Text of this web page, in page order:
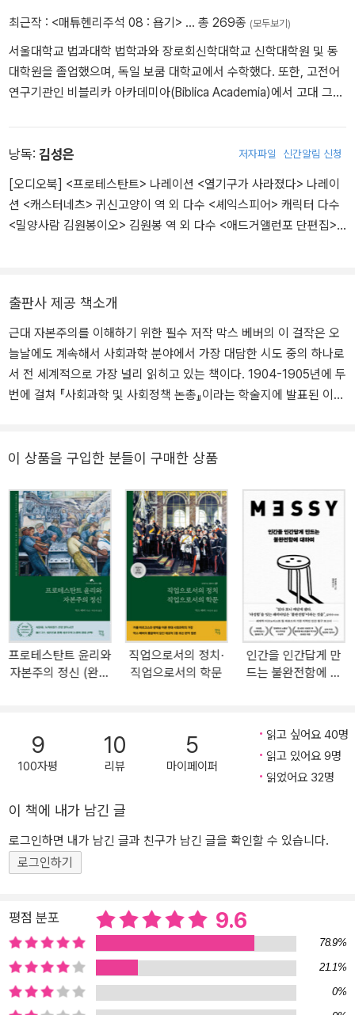
이부르크 대학의 경제학 및 재정학 정교수로 초빙되었다. 1897년에
는 하이델베르크 대학의 경제학 및 재정학 정교수로 초빙되었으나,
얼마 후 심한 정신적 질환을 앓게 되어 1903년 10월 대학에서 물러
나 명예교수가 되었다. 1904년 베르너 좀바르트 및 에드가 야페와
『사회과학 및 사회정책 저널』의 공동 편집인이 되었다. 독일 사회학
『사회경제학 개요』의 조직과 편집을 담당했으며, 사회정책학회 총회
에서 벌어진 가치판단 논쟁에서 가치판단 중지의 원칙을 옹호했다. 1
919년 뮌헨 대학의 사회과학, 경제사 및 경제학 정교수로 초빙되었
으나, 1920년 6월 14일 급작스런 폐렴으로 한창 원숙한 지적 경지에
경험적 연구, 역사적 접근, 비교 연구, 방법론적 고찰, 그리고 이론과
43권(실제로는 54권)으로 구성된 『막스 베버 전집』(Max Weber-G
esamtausgabe)은 1984년부터 출간되기 시작해 2020년 완간되었
다.
최근작 : <매튜헨리주석 08 : 욥기> … 총 269종 (모두보기)
서울대학교 법과대학 법학과와 장로회신학대학교 신학대학원 및 동
대학원을 졸업했으며, 독일 보쿰 대학교에서 수학했다. 또한, 고전어
연구기관인 비블리카 아카데미아(Biblica Academia)에서 고대 그리
해왔다. 역서로는 『자유론』(존 스튜어트 밀), 『프로테스탄트 윤리와
자본주의 정신』(막스 베버), 『실낙원』(존 밀턴) 등이 있고, 라틴어 원
전을 번역한 책으로 『고백록』(아우구스티누스), 『철학의 위안』(보에
티우스), 『유토피아』(토머스 모어), 『우신예찬』(에라스무스) 등이 있
『이솝 우화 전집』 등은 매끄러운 번역으로 독자들의 호평을 받고 있
낭독: 김성은 저자파일 신간알림 신청
[오디오북] <프로테스탄트> 나레이션 <열기구가 사라졌다> 나레이
션 <캐스터네츠> 귀신고양이 역 외 다수 <셰익스피어> 캐릭터 다수
<밀양사람 김원봉이오> 김원봉 역 외 다수 <애드거앨런포 단편집>
시리즈 - 류주, 정보, 진궁 캐릭터 연기 골든 레코드 리트리버 - 구스
타티, 보콜런, 제스토 연기 티아츠코리아 토미카 엔진봇 - 캐릭터 연
기 및 나레이션 퍼펙트 아레나 - 다역 캐릭터 연기 [광고/홍보] 롯데
제과 X tvN 신서유기 찰떡아이스 찰옥수수 - CM송, 멘트 SKT 티맵
영상/라디오 - 홍보 세븐일레븐 X 쥬시후레시맥주 - 레트로 나레이션
숫자4, 숫자7, 숫자13 역 더빙 시각장애인 영화 ‘이터널 선샤인’ 조엘
니메이션 ‘달달한 그녀’ 앨런, 손병하 역 더빙
출판사 제공 책소개
근대 자본주의를 이해하기 위한 필수 저작 막스 베버의 이 걸작은 오
늘날에도 계속해서 사회과학 분야에서 가장 대담한 시도 중의 하나로
서 전 세계적으로 가장 널리 읽히고 있는 책이다. 1904-1905년에 두
번에 걸쳐 『사회과학 및 사회정책 논총』이라는 학술지에 발표된 이
영향을 미쳐 왔다. 이 책에 담긴 도발적인 논증을 둘러싼 논쟁은 발표
늘날에 이르기까지도 전혀 식지 않고 있다. 왜 이 책을 읽어야 할까?
그렇다면, 오늘날의 우리가 지금부터 100여 년 전에 발표된 막스 베
버의『프로테스탄트 윤리와 자본주의 정신』을 굳이 읽어야 할 이유는
무엇인가? 첫 번째는 지금 우리가 몸담고 살아가고 있는 ‘자본주의’라
는 이 거대한 우주와 그 주민인 ‘우리’의 뿌리를 찾기 위해서다. 막스
베버의 말을 빌면, 17세기에 영국에서 시작된 산업혁명이 유럽과 미
국 등 전 세계로 퍼져나가서 인류사의 거대한 흐름을 형성하여 19세
기 후반에는 ‘근대 자본주의’가 완전히 자리를 잡게 되면서, ‘새로운
세계’가 형성되었고, ‘새로운 인간 유형’이 탄생했다. 그 세계는 지금
까지 인류가 겪어보지 못한 전혀 새로운 것이었고, 그것은 오늘날 우
차 같은 것들을 그대로 지니고 있는 세계였다. 인류 사회에 닥친 이 거
대한 충격파 앞에서 철학자 빌헬름 딜타이(Wilhelm Dilthey, 1833-1
911)는 이런 질문을 던졌다. “우리를 집어삼키기 위해 몰려오는 저
정신적인 혼돈을 극복하기 위한 수단을 우리는 도대체 어디에서 발견
리가 살아가고 있는 세계와 이 기괴한 세계의 시민인 ‘우리’의 뿌리를
찾아주고 있다. 근대 자본주의의 기원이라 불리는 그 뿌리를! 그런데
음을 발견한다. 즉, 그 뿌리는 16세기의 종교개혁으로 인해 출현한 스
위스의 종교개혁자 칼뱅에서 시작된 칼뱅주의와 영국판 칼뱅주의인
청교도 신앙이다. 두 번째는 인간을 구성하고 있는 육체와 정신, 그리
고 이 두 요소에 대응되는 인류의 물질문명과 정신문명의 근본적인
상관관계에 대한 통찰을 얻기 위함이다. 많은 사람이 칼뱅주의와 청
이 상품을 구입한 분들이 구매한 상품
프로테스탄트 윤리와
자본주의 정신 (완역
직업으로서의 정치·
직업으로서의 학문
인간을 인간답게 만
드는 불완전함에 대
9
100자평
10
리뷰
5
마이페이퍼
읽고 싶어요 40명
읽고 있어요 9명
읽었어요 32명
이 책에 내가 남긴 글
로그인하면 내가 남긴 글과 친구가 남긴 글을 확인할 수 있습니다.
로그인하기
평점 분포 9.6
78.9%
21.1%
0%